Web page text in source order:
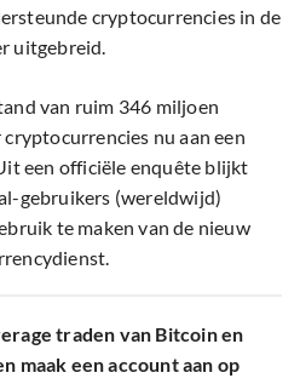
cryptocurrencies in de
uitgebreid.
van ruim 346 miljoen
nu aan een
een officiële enquête blijkt
gebruikers (wereldwijd)
te maken van de nieuw
traden van Bitcoin en
maak een account aan op